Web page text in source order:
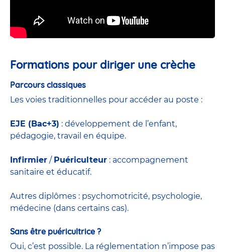
Formations pour diriger une crèche
Parcours classiques
Les voies traditionnelles pour accéder au poste :
EJE (Bac+3) : développement de l’enfant,
pédagogie, travail en équipe.
Infirmier / Puériculteur : accompagnement
sanitaire et éducatif.
Autres diplômes : psychomotricité, psychologie,
médecine (dans certains cas).
Sans être puéricultrice ?
Oui, c’est possible. La réglementation n’impose pas